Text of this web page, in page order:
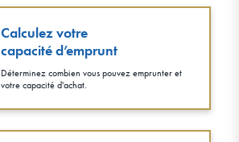
Calculez votre
capacité d’emprunt
Déterminez combien vous pouvez emprunter et
votre capacité d'achat.